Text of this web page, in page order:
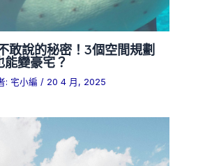
敢說的秘密！3個空間規劃
變豪宅？
: 宅小編 / 20 4 月, 2025